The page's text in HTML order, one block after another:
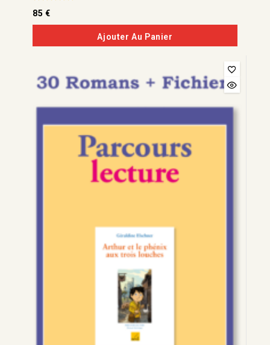
0
de
5
85 €
Ajouter Au Panier